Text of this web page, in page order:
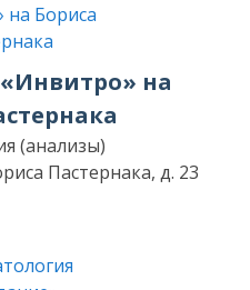
на
(анализы)
Пастернака, д. 23